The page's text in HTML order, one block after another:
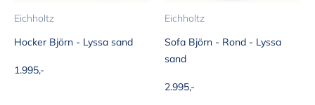
Eichholtz
Hocker Björn - Lyssa sand
Aanbiedingsprijs
1.995,-
Eichholtz
Sofa Björn - Rond - Lyssa
sand
Aanbiedingsprijs
2.995,-